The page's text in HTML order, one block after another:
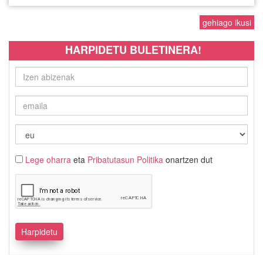
gehiago ikusi
HARPIDETU BULETINERA!
Lege oharra eta Pribatutasun Politika onartzen dut